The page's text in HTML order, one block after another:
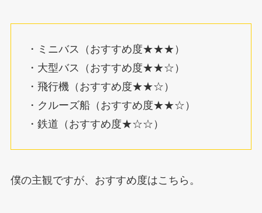
・ミニバス（おすすめ度★★★）
・大型バス（おすすめ度★★☆）
・飛行機（おすすめ度★★☆）
・クルーズ船（おすすめ度★★☆）
・鉄道（おすすめ度★☆☆）
僕の主観ですが、おすすめ度はこちら。